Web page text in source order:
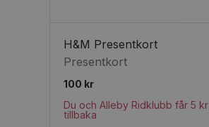
H&M Presentkort
Presentkort
100 kr
Du och Alleby Ridklubb får 5 kr
tillbaka